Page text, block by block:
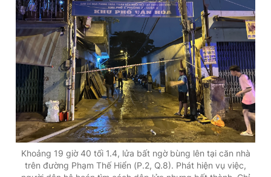
Khoảng 19 giờ 40 tối 1.4, lửa bất ngờ bùng lên tại căn nhà
trên đường Phạm Thế Hiển (P.2, Q.8). Phát hiện vụ việc,